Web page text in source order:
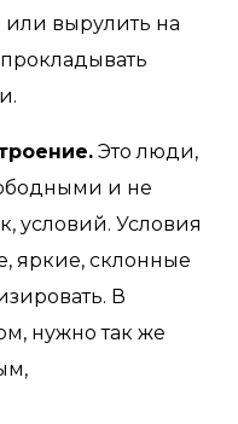
или вырулить на
Это люди,
и не
условий. Условия
яркие, склонные
В
нужно так же